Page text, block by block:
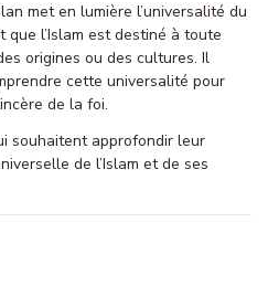
met en lumière l’universalité du
que l’Islam est destiné à toute
origines ou des cultures. Il
cette universalité pour
de la foi.
souhaitent approfondir leur
de l’Islam et de ses